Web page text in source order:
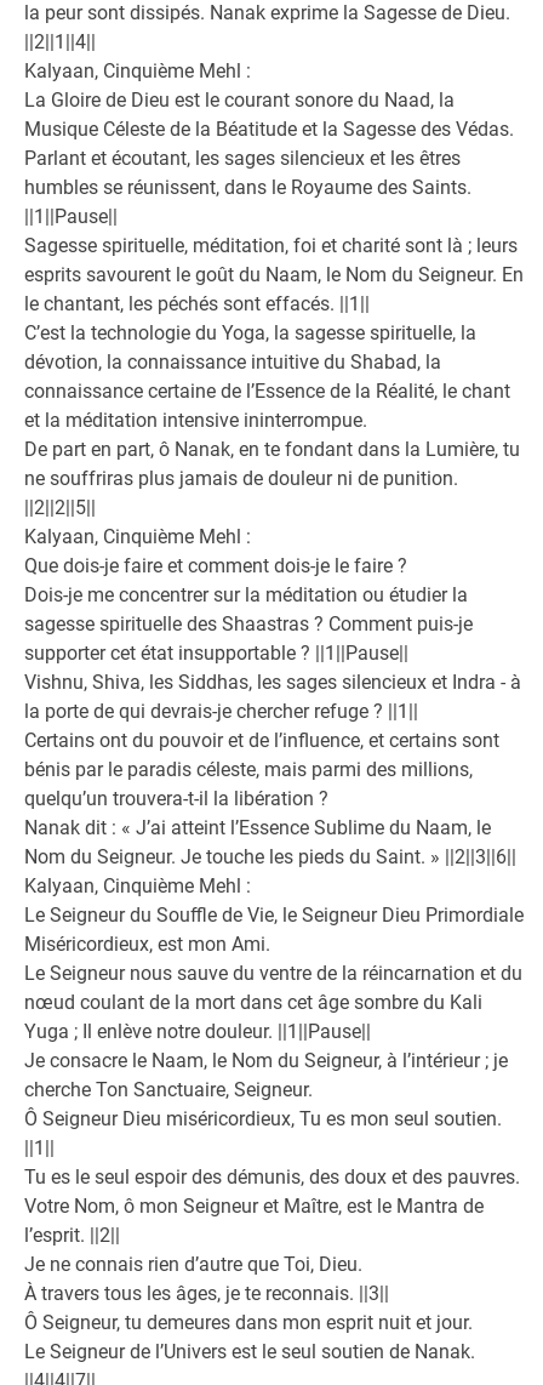
la peur sont dissipés. Nanak exprime la Sagesse de Dieu.
||2||1||4||
Kalyaan, Cinquième Mehl :
La Gloire de Dieu est le courant sonore du Naad, la
Musique Céleste de la Béatitude et la Sagesse des Védas.
Parlant et écoutant, les sages silencieux et les êtres
humbles se réunissent, dans le Royaume des Saints.
||1||Pause||
Sagesse spirituelle, méditation, foi et charité sont là ; leurs
esprits savourent le goût du Naam, le Nom du Seigneur. En
le chantant, les péchés sont effacés. ||1||
C’est la technologie du Yoga, la sagesse spirituelle, la
dévotion, la connaissance intuitive du Shabad, la
connaissance certaine de l’Essence de la Réalité, le chant
et la méditation intensive ininterrompue.
De part en part, ô Nanak, en te fondant dans la Lumière, tu
ne souffriras plus jamais de douleur ni de punition.
||2||2||5||
Kalyaan, Cinquième Mehl :
Que dois-je faire et comment dois-je le faire ?
Dois-je me concentrer sur la méditation ou étudier la
sagesse spirituelle des Shaastras ? Comment puis-je
supporter cet état insupportable ? ||1||Pause||
Vishnu, Shiva, les Siddhas, les sages silencieux et Indra - à
la porte de qui devrais-je chercher refuge ? ||1||
Certains ont du pouvoir et de l’influence, et certains sont
bénis par le paradis céleste, mais parmi des millions,
quelqu’un trouvera-t-il la libération ?
Nanak dit : « J’ai atteint l’Essence Sublime du Naam, le
Nom du Seigneur. Je touche les pieds du Saint. » ||2||3||6||
Kalyaan, Cinquième Mehl :
Le Seigneur du Souffle de Vie, le Seigneur Dieu Primordiale
Miséricordieux, est mon Ami.
Le Seigneur nous sauve du ventre de la réincarnation et du
nœud coulant de la mort dans cet âge sombre du Kali
Yuga ; Il enlève notre douleur. ||1||Pause||
Je consacre le Naam, le Nom du Seigneur, à l’intérieur ; je
cherche Ton Sanctuaire, Seigneur.
Ô Seigneur Dieu miséricordieux, Tu es mon seul soutien.
||1||
Tu es le seul espoir des démunis, des doux et des pauvres.
Votre Nom, ô mon Seigneur et Maître, est le Mantra de
l’esprit. ||2||
Je ne connais rien d’autre que Toi, Dieu.
À travers tous les âges, je te reconnais. ||3||
Ô Seigneur, tu demeures dans mon esprit nuit et jour.
Le Seigneur de l’Univers est le seul soutien de Nanak.